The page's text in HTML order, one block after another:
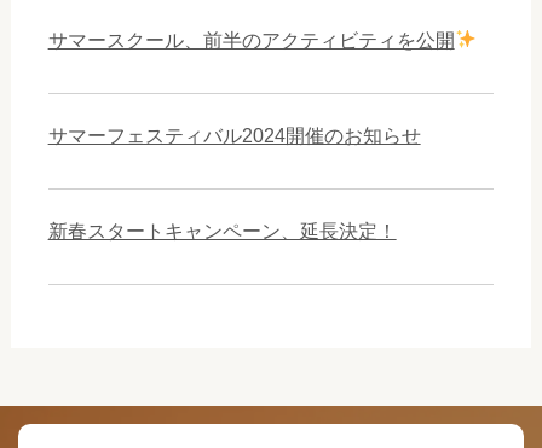
サマースクール、前半のアクティビティを公開
サマーフェスティバル2024開催のお知らせ
新春スタートキャンペーン、延長決定！